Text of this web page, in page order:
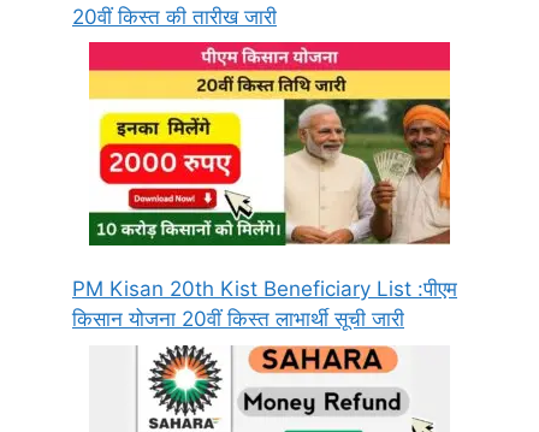
20वीं किस्त की तारीख जारी
PM Kisan 20th Kist Beneficiary List :पीएम
किसान योजना 20वीं किस्त लाभार्थी सूची जारी